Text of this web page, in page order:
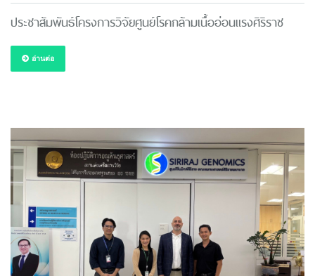
ประชาสัมพันธ์โครงการวิจัยศูนย์โรคกล้ามเนื้ออ่อนแรงศิริราช
อ่านต่อ